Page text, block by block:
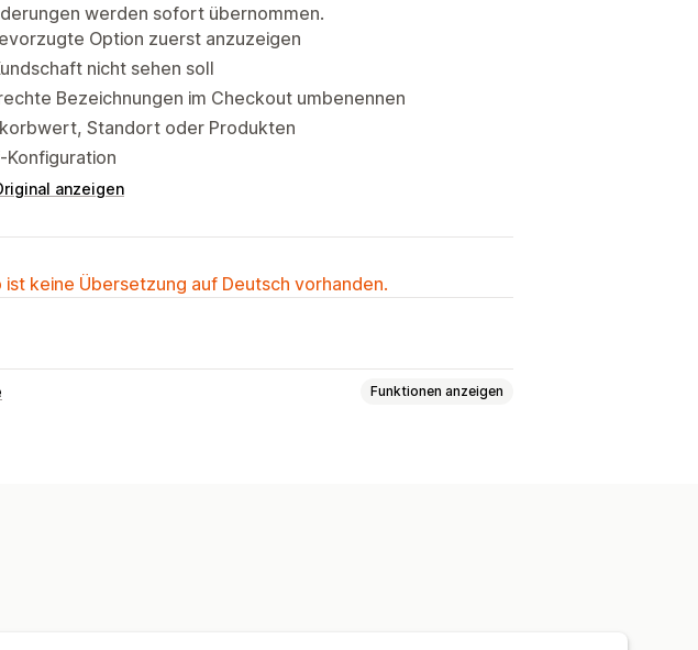
werden sofort übernommen.
Option zuerst anzuzeigen
nicht sehen soll
Bezeichnungen im Checkout umbenennen
Standort oder Produkten
Konfiguration
anzeigen
ist keine Übersetzung auf Deutsch vorhanden.
Funktionen anzeigen